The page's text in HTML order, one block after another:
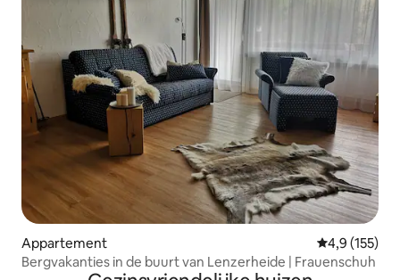
Appartement Gemiddelde
4,9 (155)
Bergvakanties in de buurt van Lenzerheide | Frauenschuh